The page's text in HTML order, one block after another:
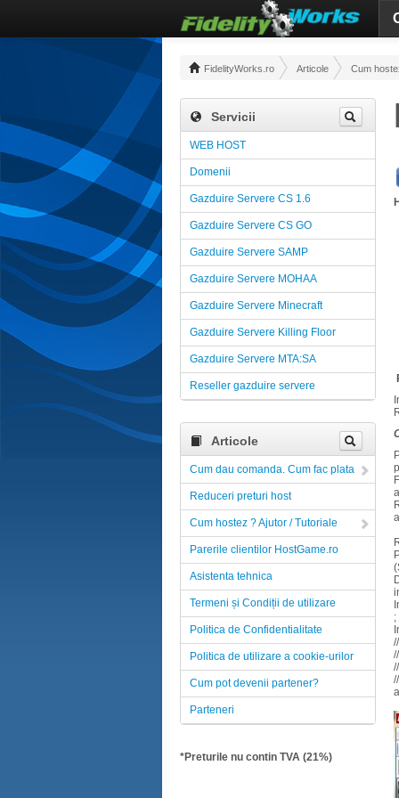
FidelityWorks.ro Articole Cum
Servicii
WEB HOST
Domenii
Gazduire Servere CS 1.6
Gazduire Servere CS GO
Gazduire Servere SAMP
Gazduire Servere MOHAA
Gazduire Servere Minecraft
Gazduire Servere Killing Floor
Gazduire Servere MTA:SA
Reseller gazduire servere
Articole
Cum dau comanda. Cum fac plata
Reduceri preturi host
Cum hostez ? Ajutor / Tutoriale
Parerile clientilor HostGame.ro
Asistenta tehnica
Termeni și Condiții de utilizare
Politica de Confidentialitate
Politica de utilizare a cookie-urilor
Cum pot devenii partener?
Parteneri
*Preturile nu contin TVA (21%)
//